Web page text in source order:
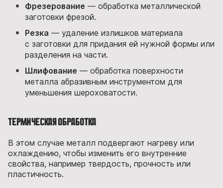
Фрезерование — обработка металлической
заготовки фрезой.
Резка — удаление излишков материала
с заготовки для придания ей нужной формы или
разделения на части.
Шлифование — обработка поверхности
металла абразивным инструментом для
уменьшения шероховатости.
Термическая обработка
В этом случае металл подвергают нагреву или
охлаждению, чтобы изменить его внутренние
свойства, например твердость, прочность или
пластичность.